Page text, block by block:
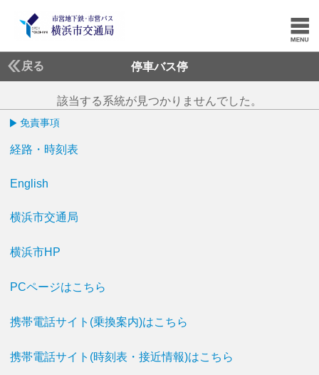
戻る 停車バス停
該当する系統が見つかりませんでした。
免責事項
経路・時刻表
English
横浜市交通局
横浜市HP
PCページはこちら
携帯電話サイト(乗換案内)はこちら
携帯電話サイト(時刻表・接近情報)はこちら